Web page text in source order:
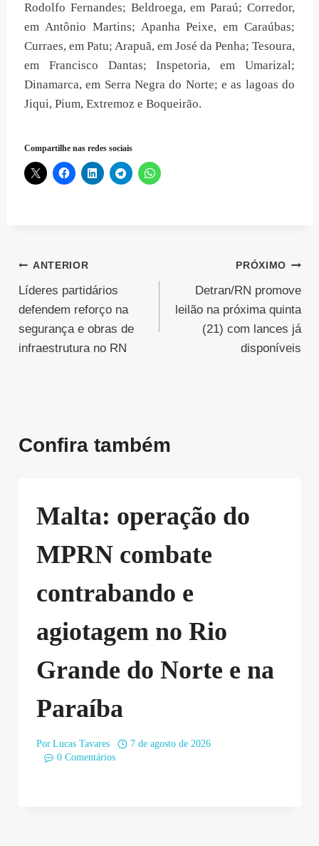
Rodolfo Fernandes; Beldroega, em Paraú; Corredor,
em Antônio Martins; Apanha Peixe, em Caraúbas;
Curraes, em Patu; Arapuã, em José da Penha; Tesoura,
em Francisco Dantas; Inspetoria, em Umarizal;
Dinamarca, em Serra Negra do Norte; e as lagoas do
Jiqui, Pium, Extremoz e Boqueirão.
Compartilhe nas redes sociais
Navegação
de
Post
ANTERIOR
Líderes partidários
defendem reforço na
segurança e obras de
infraestrutura no RN
PRÓXIMO
Detran/RN promove
leilão na próxima quinta
(21) com lances já
disponíveis
Confira também
Malta: operação do
MPRN combate
contrabando e
agiotagem no Rio
Grande do Norte e na
Paraíba
Por Lucas Tavares
7 de agosto de 2026
0 Comentários